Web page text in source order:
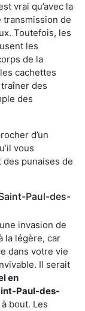
vrai qu’avec la
transmission de
Toutefois, les
les
de la
cachettes
des
des
d’un
vous
punaises de
Paul-des-
invasion de
la légère, car
dans votre vie
Il serait
en
Paul-des-
bout. Les